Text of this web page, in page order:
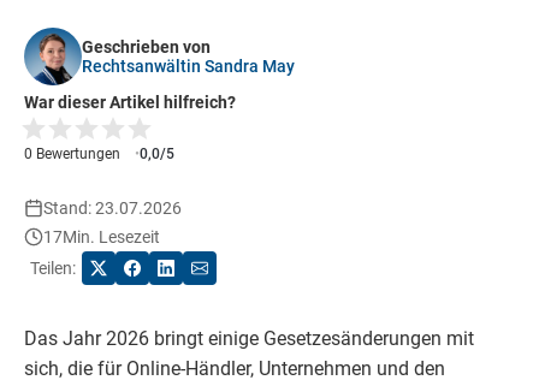
Geschrieben von
Rechtsanwältin Sandra May
War dieser Artikel hilfreich?
0 Bewertungen 0,0/5
Stand: 23.07.2026
17Min. Lesezeit
Teilen:
Das Jahr 2026 bringt einige Gesetzesänderungen mit
sich, die für Online-Händler, Unternehmen und den